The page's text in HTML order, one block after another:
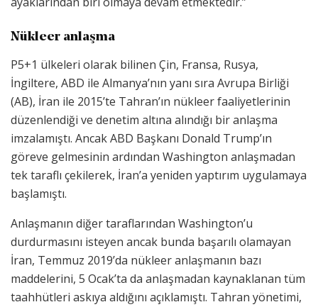
Nükleer anlaşma
P5+1 ülkeleri olarak bilinen Çin, Fransa, Rusya,
İngiltere, ABD ile Almanya’nın yanı sıra Avrupa Birliği
(AB), İran ile 2015’te Tahran’ın nükleer faaliyetlerinin
düzenlendiği ve denetim altına alındığı bir anlaşma
imzalamıştı. Ancak ABD Başkanı Donald Trump’ın
göreve gelmesinin ardından Washington anlaşmadan
tek taraflı çekilerek, İran’a yeniden yaptırım uygulamaya
başlamıştı.
Anlaşmanın diğer taraflarından Washington’u
durdurmasını isteyen ancak bunda başarılı olamayan
İran, Temmuz 2019’da nükleer anlaşmanın bazı
maddelerini, 5 Ocak’ta da anlaşmadan kaynaklanan tüm
taahhütleri askıya aldığını açıklamıştı. Tahran yönetimi,